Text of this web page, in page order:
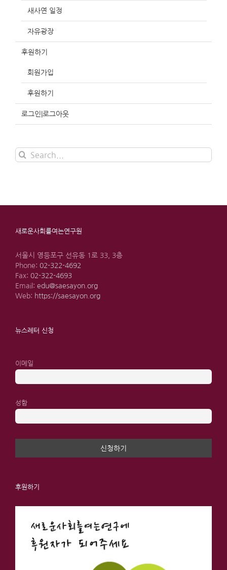
새사연 일정
자유광장
후원하기
회원가입
후원하기
로그인|로그아웃
Search
for:
새로운사회를여는연구원
서울시 영등포구 선유동 1로 33, 3층
Phone: 02-322-4692
Fax: 02-322-4693
Email: edu@saesayon.org
Web: https://saesayon.org
뉴스레터 신청
이메일
성함
후원하기